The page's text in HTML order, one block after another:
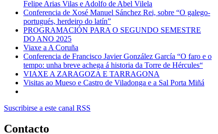
Felipe Arias Vilas e Adolfo de Abel Vilela
Conferencia de Xosé Manuel Sánchez Rei, sobre “O galego-
portugués, herdeiro do latín”
PROGRAMACIÓN PARA O SEGUNDO SEMESTRE
DO ANO 2025
Viaxe a A Coruña
Conferencia de Francisco Javier González García “O faro e o
tempo: unha breve achega á historia da Torre de Hércules“
VIAXE A ZARAGOZA E TARRAGONA
Visitas ao Mueso e Castro de Viladonga e a Sal Porta Miñá
Suscribirse a este canal RSS
Contacto